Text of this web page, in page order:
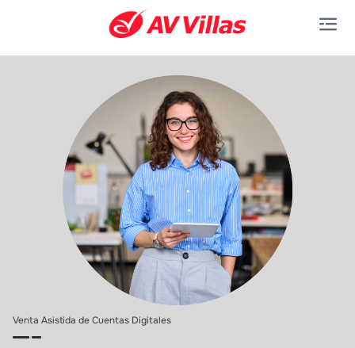
Saltar al contenido principal
Venta Asistida de Cuentas Digitales